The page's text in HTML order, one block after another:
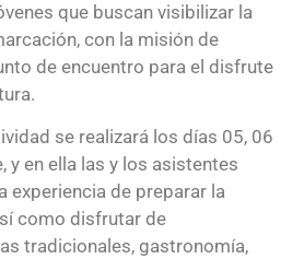
que buscan visibilizar la
con la misión de
de encuentro para el disfrute
se realizará los días 05, 06
y en ella las y los asistentes
experiencia de preparar la
como disfrutar de
tradicionales, gastronomía,